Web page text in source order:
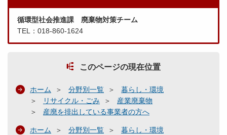
循環型社会推進課 廃棄物対策チーム
TEL：018-860-1624
このページの現在位置
ホーム 分野別一覧
暮らし・環境
リサイクル・ごみ
産業廃棄物
産廃を排出している事業者の方へ
ホーム 分野別一覧
暮らし・環境